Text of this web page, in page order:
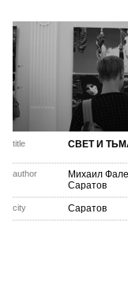
title СВЕТ И
author
Михаил
Саратов
city Саратов